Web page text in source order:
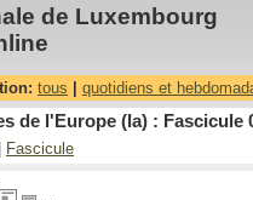
de Luxembourg
tous quotidiens et
de l'Europe (la) : Fascicule
Fascicule